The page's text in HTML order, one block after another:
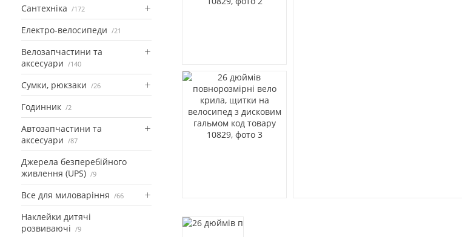
Сантехніка 172
Електро-велосипеди 21
Велозапчастини та
аксесуари
140
Сумки, рюкзаки 26
Годинник 2
Автозапчастини та
аксесуари
87
Джерела безперебійного
живлення (UPS)
9
Все для миловаріння 66
Наклейки дитячі
розвиваючі
9